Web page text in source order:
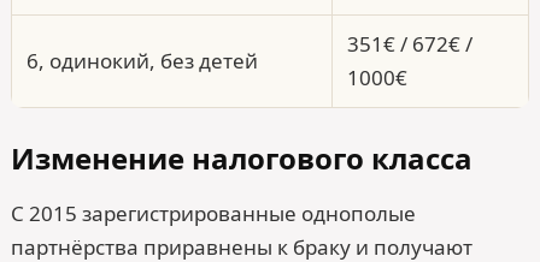
6, одинокий, без детей
351€ / 672€ /
1000€
Изменение налогового класса
С 2015 зарегистрированные однополые
партнёрства приравнены к браку и получают